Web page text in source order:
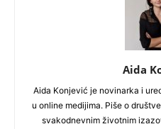
Aida
Aida Konjević je novinarka i
u online medijima. Piše o
svakodnevnim životnim